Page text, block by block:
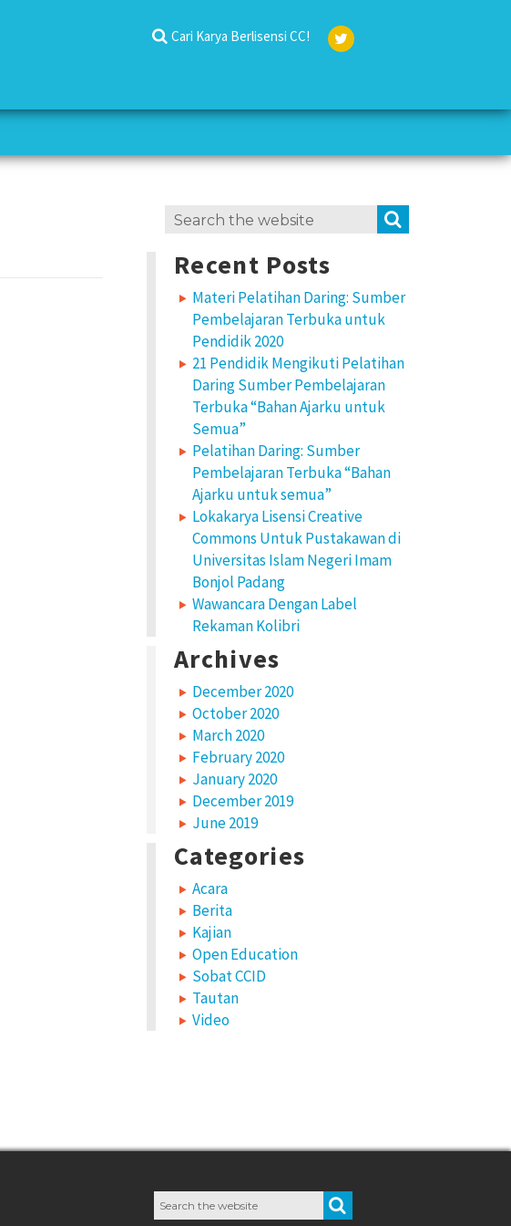
Cari Karya Berlisensi CC!
Search
Recent Posts
Materi Pelatihan Daring: Sumber
Pembelajaran Terbuka untuk
Pendidik 2020
21 Pendidik Mengikuti Pelatihan
Daring Sumber Pembelajaran
Terbuka “Bahan Ajarku untuk
Semua”
Pelatihan Daring: Sumber
Pembelajaran Terbuka “Bahan
Ajarku untuk semua”
Lokakarya Lisensi Creative
Commons Untuk Pustakawan di
Universitas Islam Negeri Imam
Bonjol Padang
Wawancara Dengan Label
Rekaman Kolibri
Archives
December 2020
October 2020
March 2020
February 2020
January 2020
December 2019
June 2019
Categories
Acara
Berita
Kajian
Open Education
Sobat CCID
Tautan
Video
Search
for: